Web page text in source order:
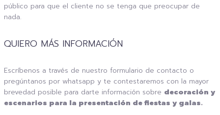
público para que el cliente no se tenga que preocupar de
nada.
QUIERO MÁS INFORMACIÓN
Escríbenos a través de nuestro formulario de contacto o
pregúntanos por whatsapp y te contestaremos con la mayor
brevedad posible para darte información sobre decoración y
escenarios para la presentación de fiestas y galas.